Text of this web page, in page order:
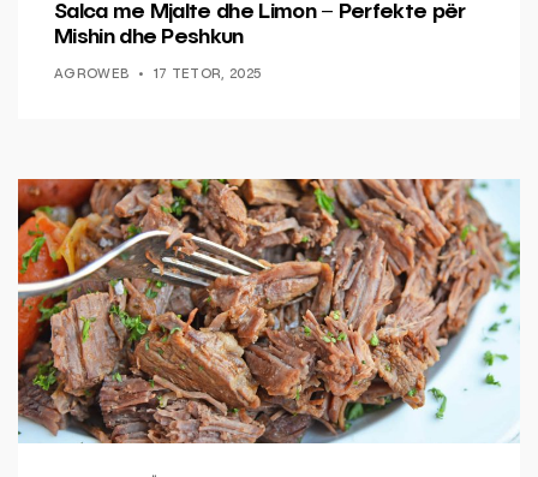
Salca me Mjalte dhe Limon – Perfekte për
Mishin dhe Peshkun
AGROWEB 17 TETOR, 2025